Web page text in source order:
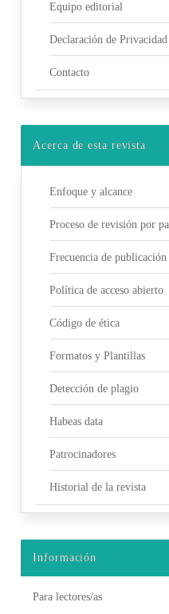
Equipo editorial
Declaración de Privacidad
Contacto
Acerca de esta revista
Enfoque y alcance
Proceso de revisión por
Frecuencia de publicación
Política de acceso abierto
Código de ética
Formatos y Plantillas
Detección de plagio
Habeas data
Patrocinadores
Historial de la revista
Información
Para lectores/as